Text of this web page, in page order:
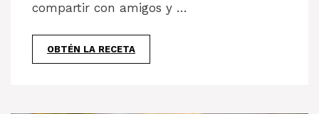
compartir con amigos y …
OBTÉN LA RECETA